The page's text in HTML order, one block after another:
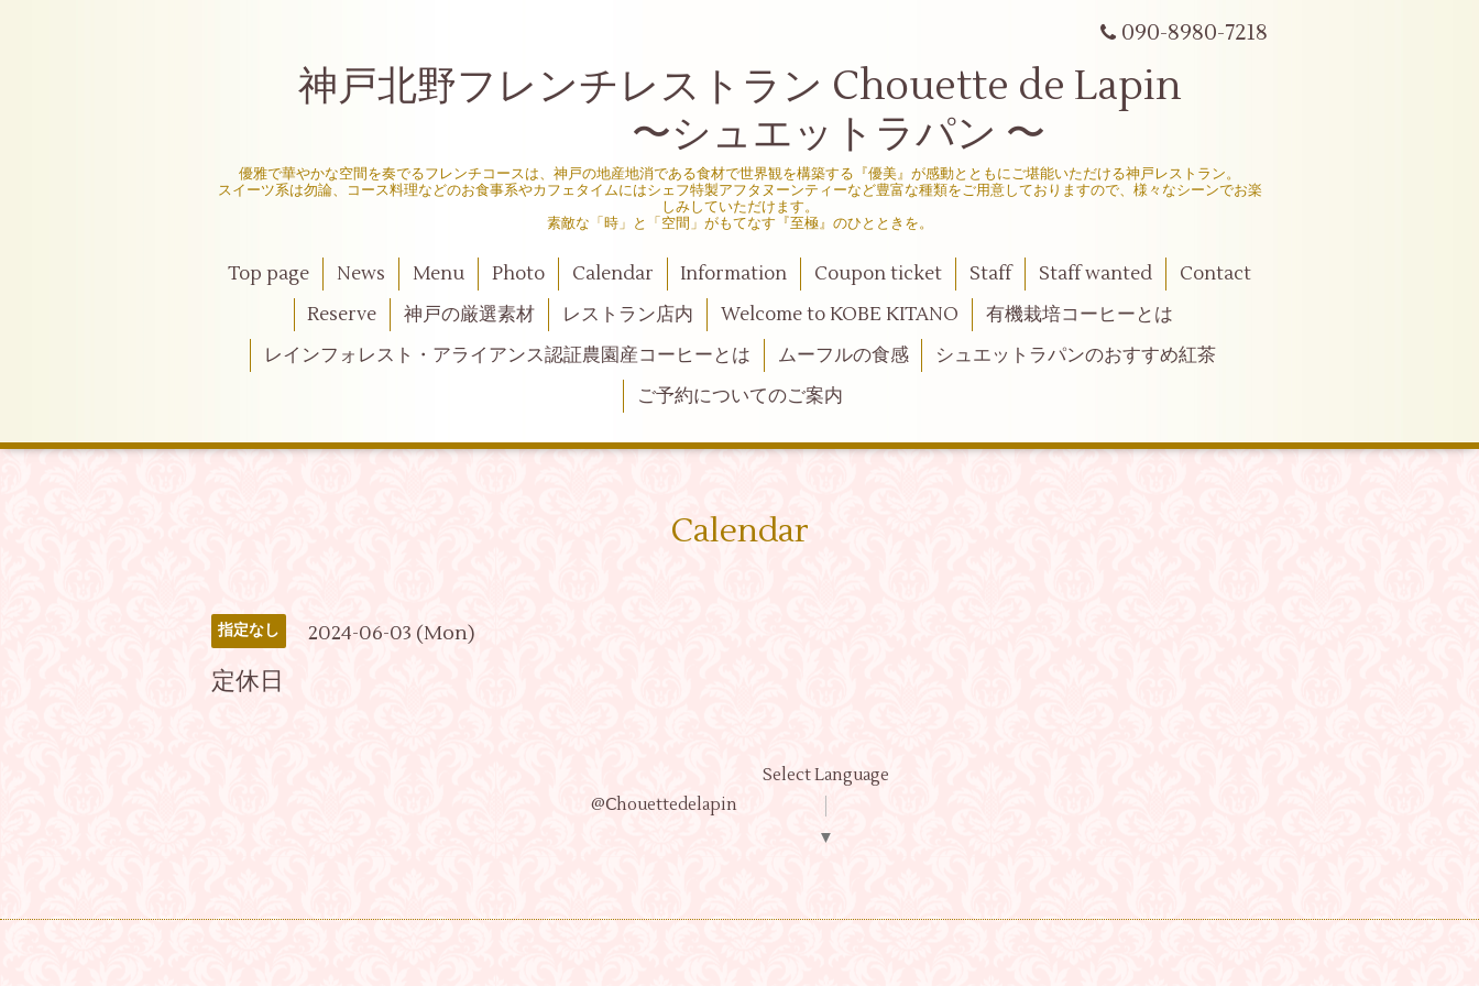
090-8980-7218
神戸北野フレンチレストラン Chouette de Lapin
〜シュエットラパン 〜
優雅で華やかな空間を奏でるフレンチコースは、神戸の地産地消である食材で世界観を構築する『優美』が感動とともにご堪能いただける神戸レストラン。
スイーツ系は勿論、コース料理などのお食事系やカフェタイムにはシェフ特製アフタヌーンティーなど豊富な種類をご用意しておりますので、様々なシーンでお楽
しみしていただけます。
素敵な「時」と「空間」がもてなす『至極』のひとときを。
Top page News Menu Photo Calendar Information Coupon ticket Staff Staff wanted
Contact
Reserve
神戸の厳選素材 レストラン店内 Welcome to KOBE KITANO
有機栽培コーヒーとは
レインフォレスト・アライアンス認証農園産コーヒーとは
ムーフルの食感
シュエットラパンのおすすめ紅茶
ご予約についてのご案内
Calendar
指定なし 2024-06-03 (Mon)
定休日
@Ⅽhouettedelapin
Select Language
▼